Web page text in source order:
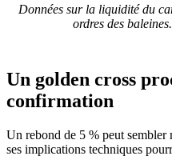
Données sur la liquidité du
ordres des
Un golden cross
confirmation
Un rebond de 5 % peut sembler
ses implications techniques